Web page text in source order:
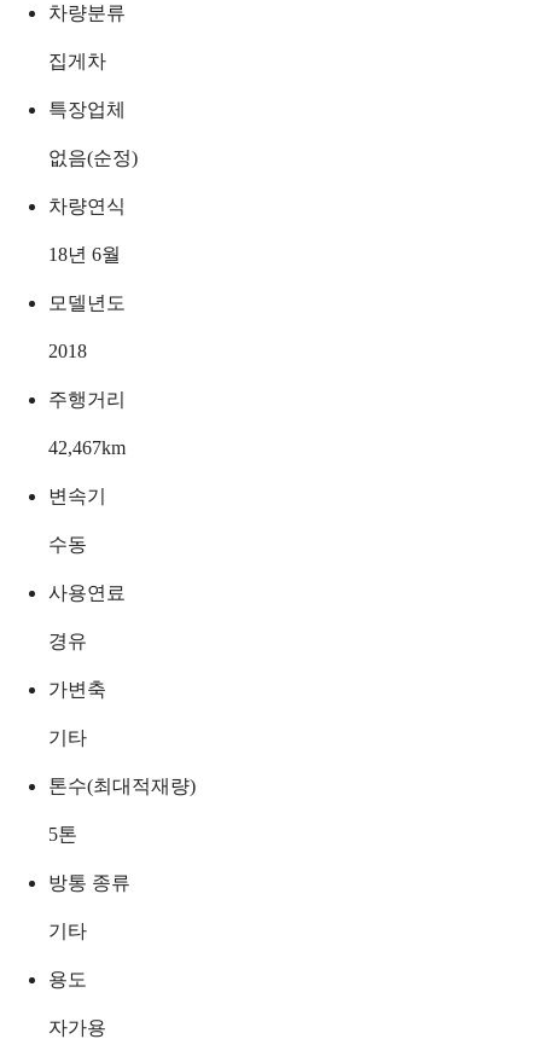
차량분류
집게차
특장업체
없음(순정)
차량연식
18년 6월
모델년도
2018
주행거리
42,467km
변속기
수동
사용연료
경유
가변축
기타
톤수(최대적재량)
5톤
방통 종류
기타
용도
자가용